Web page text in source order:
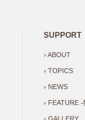
SUPPORT
› ABOUT
› TOPICS
› NEWS
› FEATURE -
› GALLERY